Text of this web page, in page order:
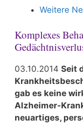
Weitere
Komplexes
03.10.2014 Seit
gab es keine
Alzheimer-
neuartiges,